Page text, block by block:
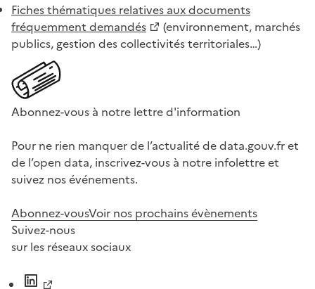
Fiches thématiques relatives aux documents
fréquemment demandés
(environnement, marchés
publics, gestion des collectivités territoriales…)
Abonnez-vous à notre lettre d'information
Pour ne rien manquer de l’actualité de data.gouv.fr et
de l’open data, inscrivez-vous à notre infolettre et
suivez nos événements.
Abonnez-vousVoir nos prochains évènements
Suivez-nous
sur les réseaux sociaux